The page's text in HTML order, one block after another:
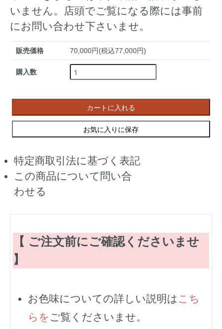
いません。店頭でご覧になる際には事前
にお問い合わせ下さいませ。
販売価格 70,000円(税込77,000円)
購入数
カートに入れる
お気に入りに保存
特定商取引法に基づく表記
この商品について問い合
わせる
【 ご注文前にご確認くださいませ
】
お色味についての詳しい説明は こち
らを ご覧くださいませ。